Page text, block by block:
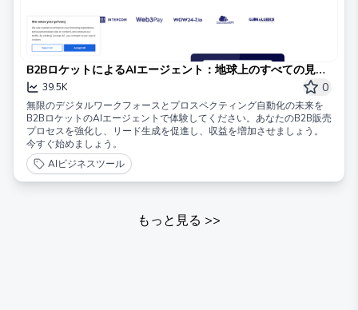
B2BロケットによるAIエージェント：地球上のすべての見込
み客に、自動操縦で到達！
39.5K 0
無限のデジタルワークフォースとプロスペクティング自動化の未来を
B2BロケットのAIエージェントで体験してください。あなたのB2B販売
プロセスを強化し、リード生成を促進し、収益を増加させましょう。
今すぐ始めましょう。
AIビジネスツール
もっと見る >>